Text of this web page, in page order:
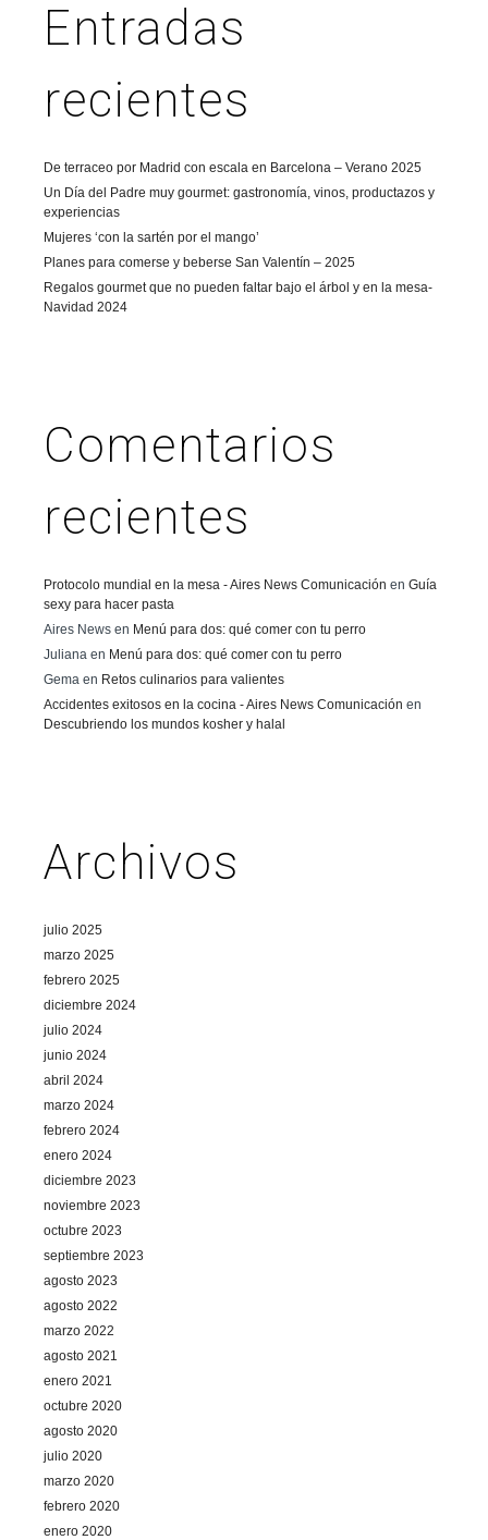
Entradas
recientes
De terraceo por Madrid con escala en Barcelona – Verano 2025
Un Día del Padre muy gourmet: gastronomía, vinos, productazos y
experiencias
Mujeres ‘con la sartén por el mango’
Planes para comerse y beberse San Valentín – 2025
Regalos gourmet que no pueden faltar bajo el árbol y en la mesa-
Navidad 2024
Comentarios
recientes
Protocolo mundial en la mesa - Aires News Comunicación en Guía
sexy para hacer pasta
Aires News en Menú para dos: qué comer con tu perro
Juliana en Menú para dos: qué comer con tu perro
Gema en Retos culinarios para valientes
Accidentes exitosos en la cocina - Aires News Comunicación en
Descubriendo los mundos kosher y halal
Archivos
julio 2025
marzo 2025
febrero 2025
diciembre 2024
julio 2024
junio 2024
abril 2024
marzo 2024
febrero 2024
enero 2024
diciembre 2023
noviembre 2023
octubre 2023
septiembre 2023
agosto 2023
agosto 2022
marzo 2022
agosto 2021
enero 2021
octubre 2020
agosto 2020
julio 2020
marzo 2020
febrero 2020
enero 2020